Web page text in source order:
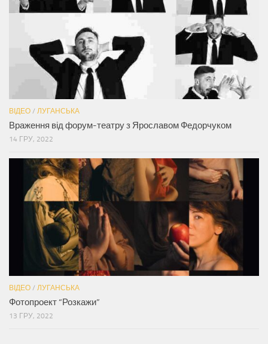
ВІДЕО / ЛУГАНСЬКА
Враження від форум-театру з Ярославом Федорчуком
14 ГРУ, 2022
ВІДЕО / ЛУГАНСЬКА
Фотопроект “Розкажи”
13 ГРУ, 2022